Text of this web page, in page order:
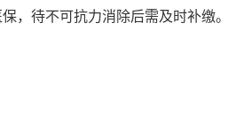
，待不可抗力消除后需及时补缴。